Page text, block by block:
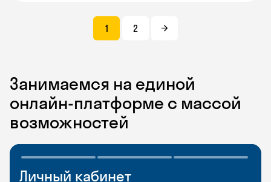
1 2
Занимаемся на единой
онлайн-платформе с массой
возможностей
Личный кабинет
Мобильное
Разговорные клубы